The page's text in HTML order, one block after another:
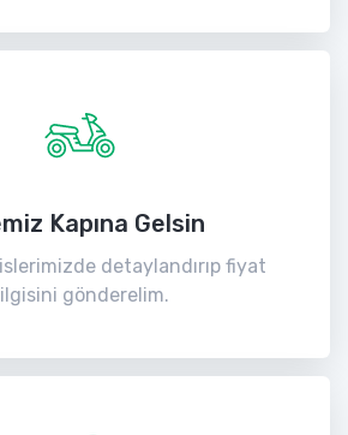
Kapına Gelsin
detaylandırıp fiyat
gönderelim.